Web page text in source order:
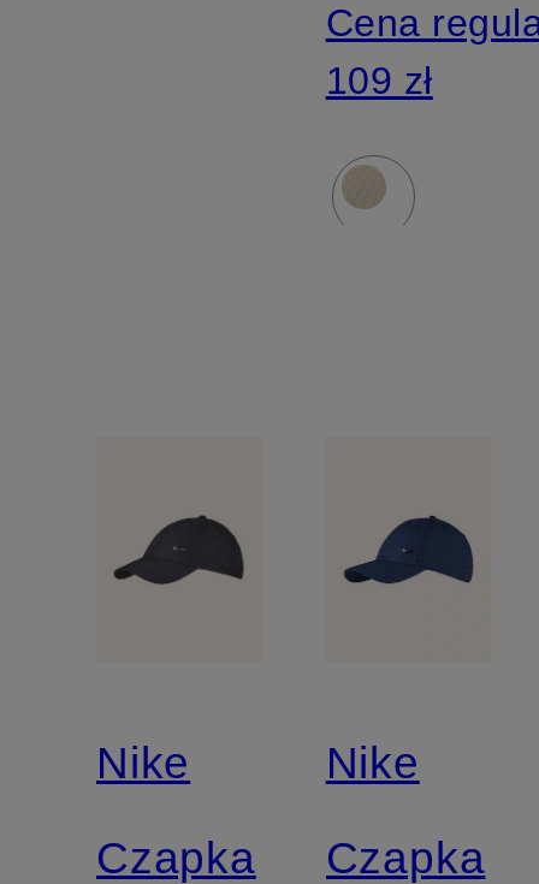
Cena
109 zł
Nike
Czapka
Nike
Czapka